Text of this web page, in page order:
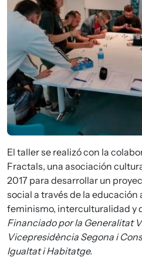
El taller se realizó con la
Fractals, una asociación
2017 para desarrollar un
social a través de la
feminismo, interculturalidad y
Financiado por la Generalitat
Vicepresidència Segona i
Igualtat i Habitatge.